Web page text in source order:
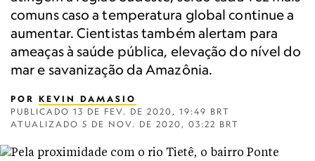
comuns caso a temperatura global continue a
aumentar. Cientistas também alertam para
ameaças à saúde pública, elevação do nível do
mar e savanização da Amazônia.
POR KEVIN DAMASIO
PUBLICADO 13 DE FEV. DE 2020, 19:49 BRT
ATUALIZADO 5 DE NOV. DE 2020, 03:22 BRT